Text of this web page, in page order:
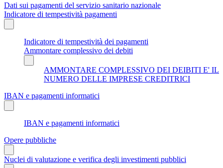
Dati sui pagamenti del servizio sanitario nazionale
Indicatore di tempestività pagamenti
Indicatore di tempestività dei pagamenti
Ammontare complessivo dei debiti
AMMONTARE COMPLESSIVO DEI DEIBITI E' IL
NUMERO DELLE IMPRESE CREDITRICI
IBAN e pagamenti informatici
IBAN e pagamenti informatici
Opere pubbliche
Nuclei di valutazione e verifica degli investimenti pubblici